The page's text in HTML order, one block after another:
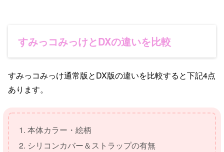
すみっコみっけとDXの違いを比較
すみっコみっけ通常版とDX版の違いを比較すると下記4点
あります。
本体カラー・絵柄
シリコンカバー＆ストラップの有無